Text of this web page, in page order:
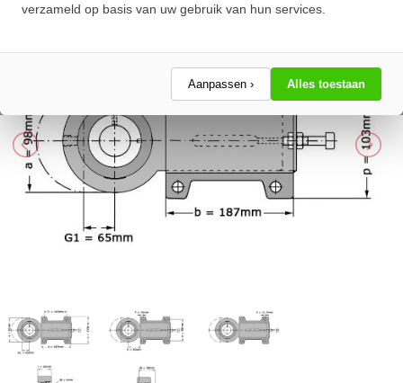
verzameld op basis van uw gebruik van hun services.
Aanpassen › Alles toestaan